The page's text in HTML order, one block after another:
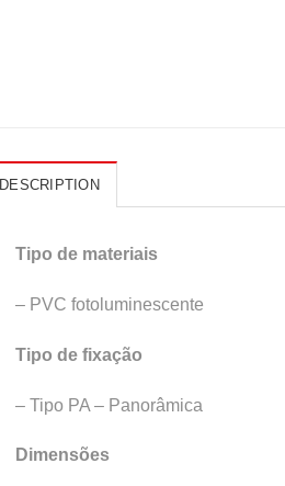
DESCRIPTION
Tipo de materiais
– PVC fotoluminescente
Tipo de fixação
– Tipo PA – Panorâmica
Dimensões